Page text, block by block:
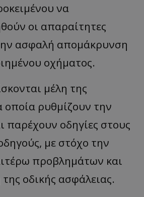
να
οι απαραίτητες
ασφαλή απομάκρυνση
οχήματος.
μέλη της
οποία ρυθμίζουν την
παρέχουν οδηγίες στους
με στόχο την
προβλημάτων και
οδικής ασφάλειας.